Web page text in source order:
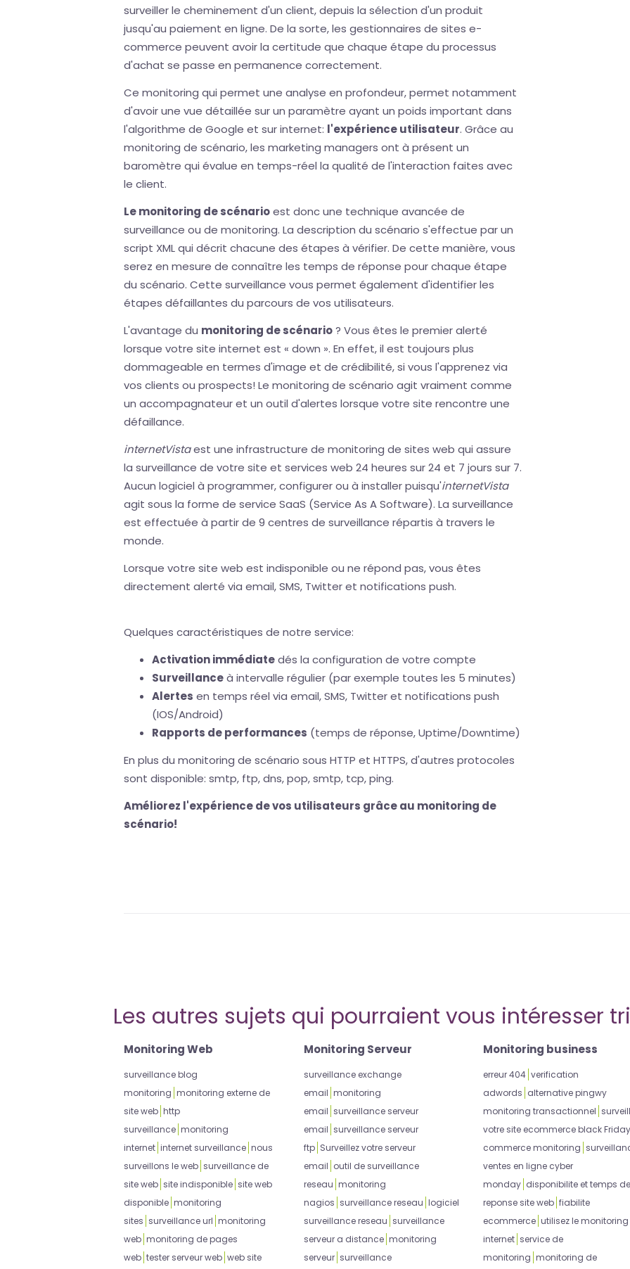
surveiller le cheminement d'un client, depuis la sélection d'un produit
jusqu'au paiement en ligne. De la sorte, les gestionnaires de sites e-
commerce peuvent avoir la certitude que chaque étape du processus
d'achat se passe en permanence correctement.
Ce monitoring qui permet une analyse en profondeur, permet notamment
d'avoir une vue détaillée sur un paramètre ayant un poids important dans
l'algorithme de Google et sur internet: l'expérience utilisateur. Grâce au
monitoring de scénario, les marketing managers ont à présent un
baromètre qui évalue en temps-réel la qualité de l'interaction faites avec
le client.
Le monitoring de scénarioest donc une technique avancée de
surveillance ou de monitoring. La description du scénario s'effectue par un
script XML qui décrit chacune des étapes à vérifier. De cette manière, vous
serez en mesure de connaître les temps de réponse pour chaque étape
du scénario. Cette surveillance vous permet également d'identifier les
étapes défaillantes du parcours de vos utilisateurs.
L'avantage du monitoring de scénario? Vous êtes le premier alerté
lorsque votre site internet est « down ». En effet, il est toujours plus
dommageable en termes d'image et de crédibilité, si vous l'apprenez via
vos clients ou prospects! Le monitoring de scénario agit vraiment comme
un accompagnateur et un outil d'alertes lorsque votre site rencontre une
défaillance.
internetVistaest une infrastructure de monitoring de sites web qui assure
la surveillance de votre site et services web 24 heures sur 24 et 7 jours sur 7.
Aucun logiciel à programmer, configurer ou à installer puisqu'internetVista
agit sous la forme de service SaaS (Service As A Software). La surveillance
est effectuée à partir de 9 centres de surveillance répartis à travers le
monde.
Lorsque votre site web est indisponible ou ne répond pas, vous êtes
directement alerté via email, SMS, Twitter et notifications push.
Quelques caractéristiques de notre service:
Activation immédiatedés la configuration de votre compte
Surveillanceà intervalle régulier (par exemple toutes les 5 minutes)
Alertes en temps réel via email, SMS, Twitter et notifications push
(IOS/Android)
Rapports de performances (temps de réponse, Uptime/Downtime)
En plus du monitoring de scénario sous HTTP et HTTPS, d'autres protocoles
sont disponible: smtp, ftp, dns, pop, smtp, tcp, ping.
Améliorez l'expérience de vos utilisateurs grâce au monitoring de
scénario!
Les autres sujets qui pourraient vous intéresser
Monitoring Web
surveillance blog
monitoring monitoring externe de
site web http
surveillance monitoring
internet internet surveillance nous
surveillons le web surveillance de
site web site indisponible site web
disponible monitoring
sites surveillance url monitoring
web monitoring de pages
web tester serveur web web site
Monitoring Serveur
surveillance exchange
email monitoring
email surveillance serveur
email surveillance serveur
ftp Surveillez votre serveur
email outil de surveillance
reseau monitoring
nagios surveillance reseau logiciel
surveillance reseau surveillance
serveur a distance monitoring
serveur surveillance
Monitoring business
erreur 404 verification
adwords alternative pingwy
monitoring transactionnel
votre site ecommerce black Friday
commerce monitoring
ventes en ligne cyber
monday disponibilite et temps de
reponse site web fiabilite
ecommerce utilisez le monitoring
internet service de
monitoring monitoring de